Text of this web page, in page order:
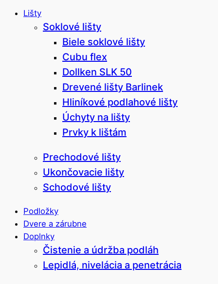
Lišty
Soklové lišty
Biele soklové lišty
Cubu flex
Dollken SLK 50
Drevené lišty Barlinek
Hliníkové podlahové lišty
Úchyty na lišty
Prvky k lištám
Prechodové lišty
Ukončovacie lišty
Schodové lišty
Podložky
Dvere a zárubne
Doplnky
Čistenie a údržba podláh
Lepidlá, nivelácia a penetrácia